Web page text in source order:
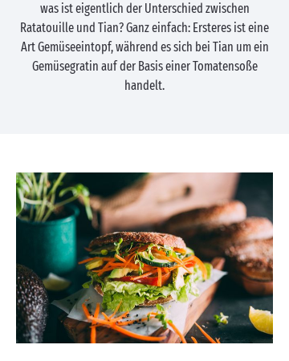
was ist eigentlich der Unterschied zwischen
Ratatouille und Tian? Ganz einfach: Ersteres ist eine
Art Gemüseeintopf, während es sich bei Tian um ein
Gemüsegratin auf der Basis einer Tomatensoße
handelt.